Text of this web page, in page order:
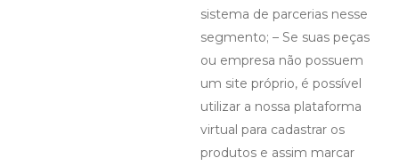
sistema de parcerias nesse
segmento; – Se suas peças
ou empresa não possuem
um site próprio, é possível
utilizar a nossa plataforma
virtual para cadastrar os
produtos e assim marcar